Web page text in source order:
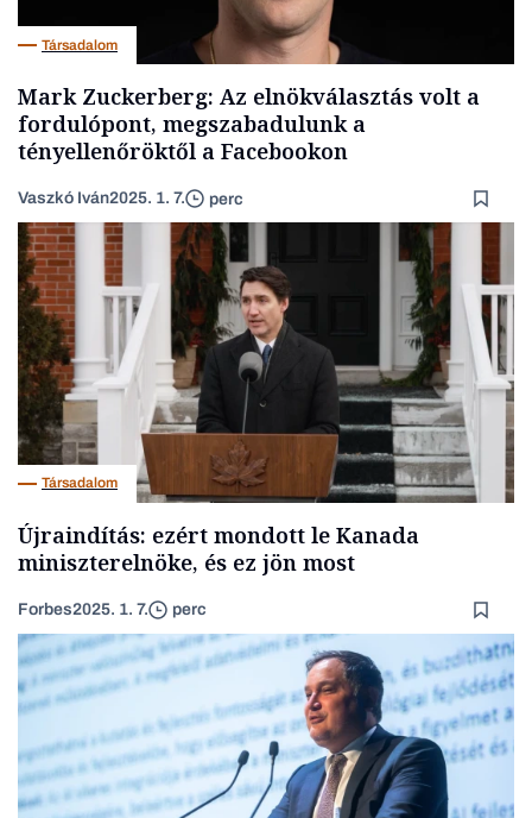
Társadalom
Mark Zuckerberg: Az elnökválasztás volt a
fordulópont, megszabadulunk a
tényellenőröktől a Facebookon
Vaszkó Iván2025. 1. 7. perc
Társadalom
Újraindítás: ezért mondott le Kanada
miniszterelnöke, és ez jön most
Forbes2025. 1. 7. perc